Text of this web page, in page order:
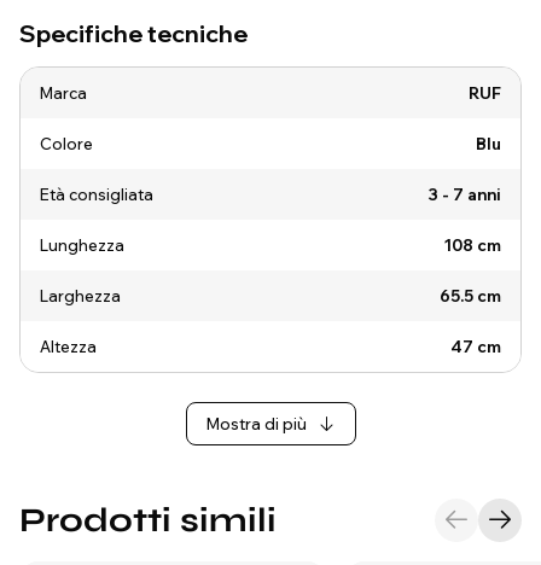
Specifiche tecniche
Marca RUF
Colore Blu
Età consigliata 3 - 7 anni
Lunghezza 108 cm
Larghezza 65.5 cm
Altezza 47 cm
Mostra di più
Prodotti simili